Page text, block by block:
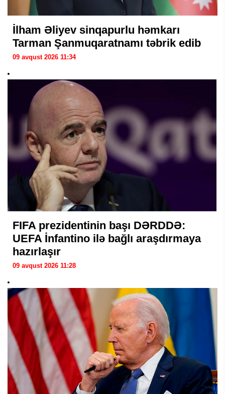
İlham Əliyev sinqapurlu həmkarı
Tarman Şanmuqaratnamı təbrik edib
09 avqust 2026 11:34
FIFA prezidentinin başı DƏRDDƏ:
UEFA İnfantino ilə bağlı araşdırmaya
hazırlaşır
09 avqust 2026 11:28